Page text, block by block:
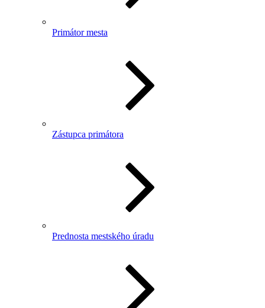
Primátor mesta
Zástupca primátora
Prednosta mestského úradu